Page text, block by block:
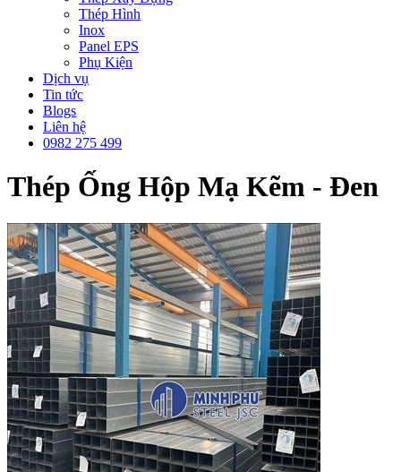
Thép Hình
Inox
Panel EPS
Phụ Kiện
Dịch vụ
Tin tức
Blogs
Liên hệ
0982 275 499
Thép Ống Hộp Mạ Kẽm - Đen